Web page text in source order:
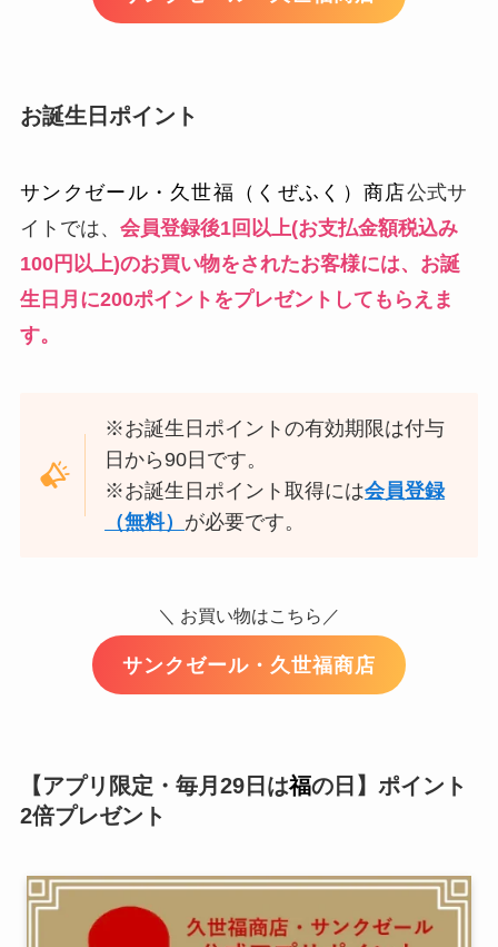
お誕生日ポイント
サンクゼール・久世福（くぜふく）商店公式サ
イトでは、 会員登録後1回以上(お支払金額税込み
100円以上)のお買い物をされたお客様には、お誕
生日月に200ポイントをプレゼントしてもらえま
す。
※お誕生日ポイントの有効期限は付与
日から90日です。
※お誕生日ポイント取得には会員登録
（無料） が必要です。
＼ お買い物はこちら／
サンクゼール・久世福商店
【アプリ限定・毎月29日は福の日】ポイント
2倍プレゼント